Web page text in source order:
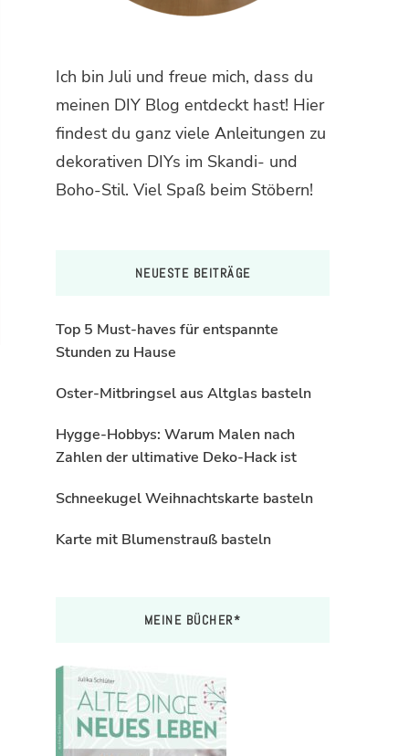
Ich bin Juli und freue mich, dass du
meinen DIY Blog entdeckt hast! Hier
findest du ganz viele Anleitungen zu
dekorativen DIYs im Skandi- und
Boho-Stil. Viel Spaß beim Stöbern!
NEUESTE BEITRÄGE
Top 5 Must-haves für entspannte
Stunden zu Hause
Oster-Mitbringsel aus Altglas basteln
Hygge-Hobbys: Warum Malen nach
Zahlen der ultimative Deko-Hack ist
Schneekugel Weihnachtskarte basteln
Karte mit Blumenstrauß basteln
MEINE BÜCHER*